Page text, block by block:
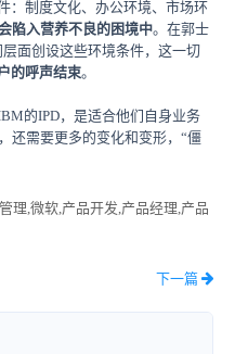
：制度文化、办公环境、市场环
陷入营养不良的困境中。在郭士
面创设这些环境条件，这一切
的呼声结束。
的IPD，是适合他们自身业务
还需要更多的变化和变形，“僵
理,微软,产品开发,产品经理,产品
下一篇